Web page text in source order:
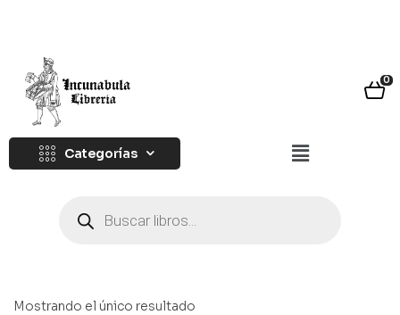
0
Categorías
Mostrando el único resultado